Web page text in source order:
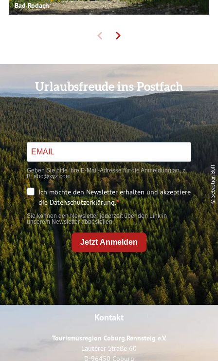
Bad Rodach
© Sebastian Buff
Urlaubsfreude ins Postfach
Geben Sie bitte Ihre E-Mail-Adresse für die Anmeldung an, z.
B. abc@xyz.com.
Ich möchte den Newsletter erhalten und akzeptiere
die Datenschutzerklärung.
Sie können den Newsletter jederzeit über den Link in
unserem Newsletter abbestellen.
Jetzt Anmelden
Kontakt
Tourismusregion Coburg.Rennsteig e.V.
Lauterer Straße 60
D-96450 Coburg